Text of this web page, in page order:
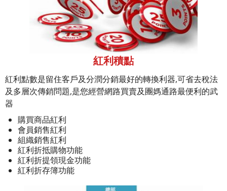
紅利積點
紅利點數是留住客戶及分潤分銷最好的轉換利器,可省去稅法
及多層次傳銷問題,是您經營網路買賣及團媽通路最便利的武
器
購買商品紅利
會員銷售紅利
組織銷售紅利
紅利折抵購物功能
紅利折提領現金功能
紅利折存簿功能